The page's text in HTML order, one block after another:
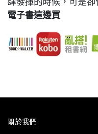
肆發揮的時候，可是
電子書這邊買
關於我們